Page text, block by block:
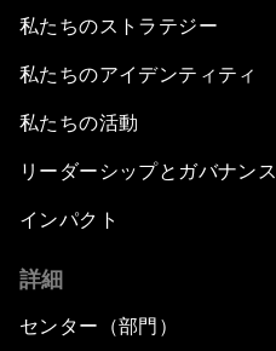
私たちのストラテジー
私たちのアイデンティティ
私たちの活動
リーダーシップとガバナンス
インパクト
詳細
センター（部門）